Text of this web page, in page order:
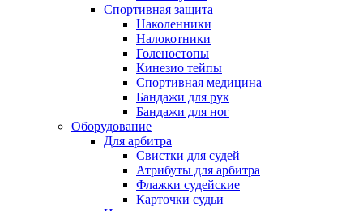
Спортивная защита
Наколенники
Налокотники
Голеностопы
Кинезио тейпы
Спортивная медицина
Бандажи для рук
Бандажи для ног
Оборудование
Для арбитра
Свистки для судей
Атрибуты для арбитра
Флажки судейские
Карточки судьи